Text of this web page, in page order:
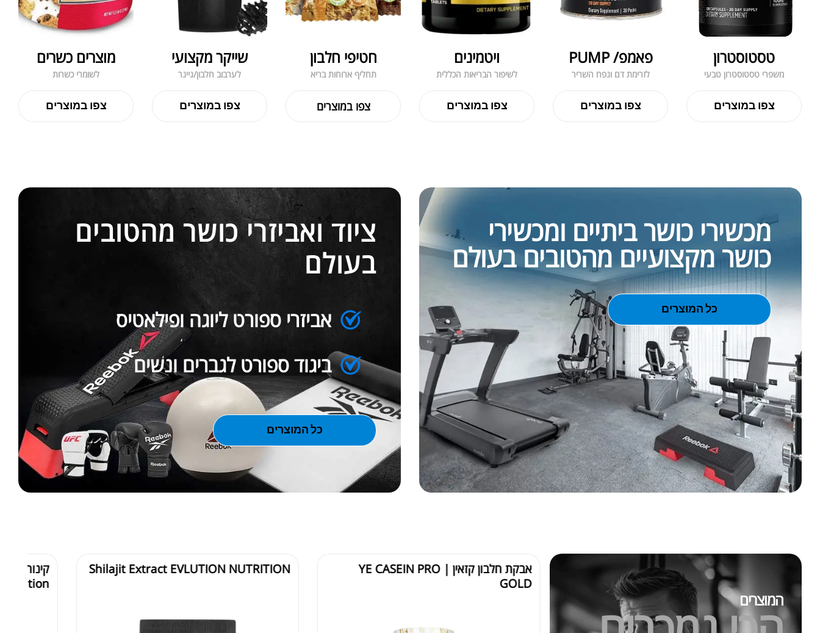
טסטוסטרון
משפרי טסטוסטרון טבעי
צפו במוצרים
פאמפ/ PUMP
לזרימת דם ונפח השריר
צפו במוצרים
ויטמינים
לשיפור הבריאות הכללית
צפו במוצרים
חטיפי חלבון
תחליף ארוחות בריא
צפו במוצרים
שייקר מקצועי
לערבוב חלבון/גיינר
צפו במוצרים
מוצרים כשרים
לשומרי כשרות
צפו במוצרים
מכשירי כושר ביתיים ומכשירי
כושר מקצועיים מהטובים בעולם
כל המוצרים
ציוד ואביזרי כושר מהטובים
בעולם
אביזרי ספורט ליוגה ופילאטיס
ביגוד ספורט לגברים ונשים
כל המוצרים
המוצרים
אבקת חלבון קזאין | YE CASEIN PRO
GOLD
Shilajit Extract EVLUTION NUTRITION